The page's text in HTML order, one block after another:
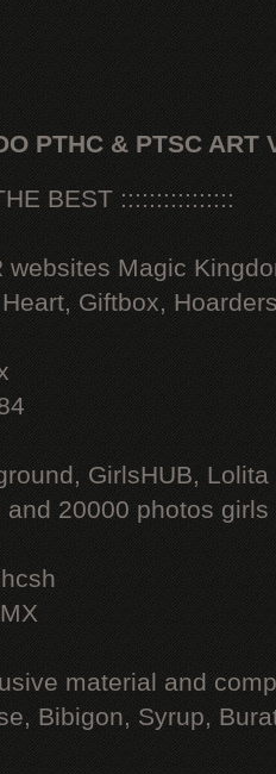
PTHC & PTSC ART
BEST ::::::::::::::::
websites Magic
Giftbox,
GirlsHUB, Lolita
20000 photos
material and
Bibigon, Syrup,